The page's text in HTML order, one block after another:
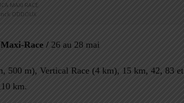
MAXI RACE
ODDOUX
Race / 26 au 28 mai
500 m), Vertical Race (4 km), 15 km, 42, 83 et
km.